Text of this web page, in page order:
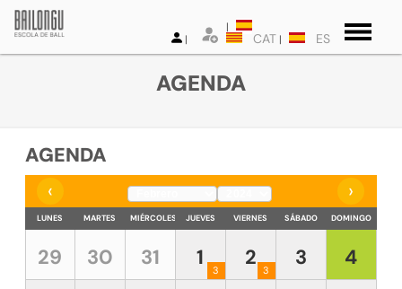
CAT ES
AGENDA
AGENDA
‹
›
LUNES MARTES MIÉRCOLES JUEVES VIERNES SÁBADO DOMINGO
29 30 31 1 3 2 3 3
4